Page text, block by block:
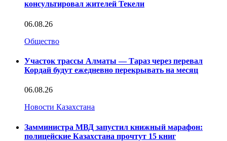
консультировал жителей Текели
06.08.26
Общество
Участок трассы Алматы — Тараз через перевал
Кордай будут ежедневно перекрывать на месяц
06.08.26
Новости Казахстана
Замминистра МВД запустил книжный марафон:
полицейские Казахстана прочтут 15 книг